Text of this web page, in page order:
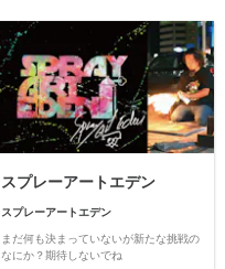
スプレーアートエデン
スプレーアートエデン
まだ何も決まっていないが新たな挑戦の
なにか？期待しないでね